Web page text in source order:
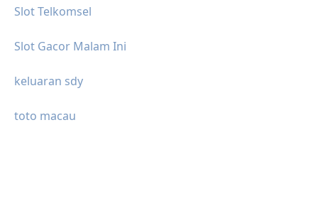
Slot Telkomsel
Slot Gacor Malam Ini
keluaran sdy
toto macau